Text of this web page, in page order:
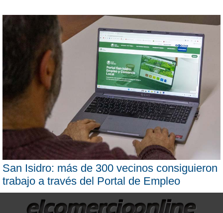
San Isidro: más de 300 vecinos consiguieron
trabajo a través del Portal de Empleo